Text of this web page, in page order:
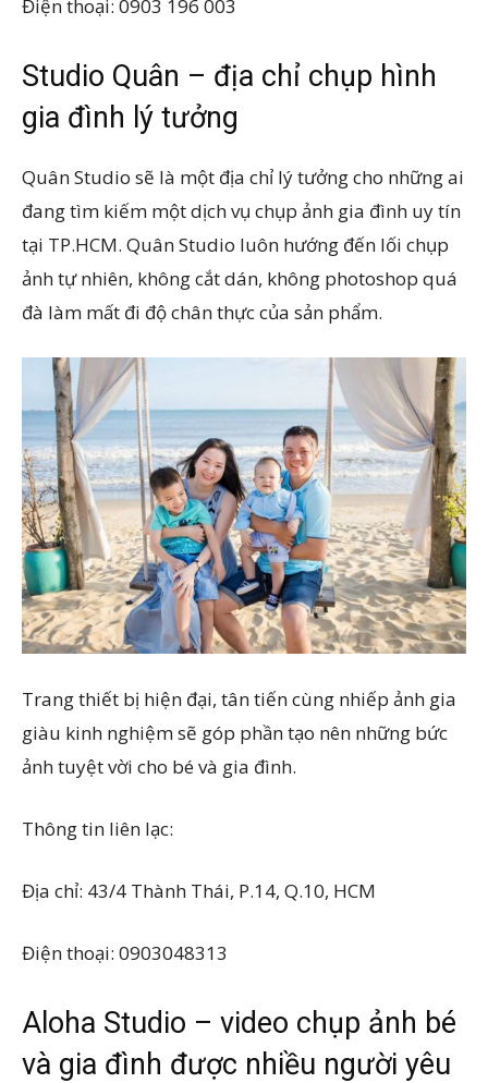
Điện thoại: 0903 196 003
Studio Quân – địa chỉ chụp hình
gia đình lý tưởng
Quân Studio sẽ là một địa chỉ lý tưởng cho những ai
đang tìm kiếm một dịch vụ chụp ảnh gia đình uy tín
tại TP.HCM. Quân Studio luôn hướng đến lối chụp
ảnh tự nhiên, không cắt dán, không photoshop quá
đà làm mất đi độ chân thực của sản phẩm.
Trang thiết bị hiện đại, tân tiến cùng nhiếp ảnh gia
giàu kinh nghiệm sẽ góp phần tạo nên những bức
ảnh tuyệt vời cho bé và gia đình.
Thông tin liên lạc:
Địa chỉ: 43/4 Thành Thái, P.14, Q.10, HCM
Điện thoại: 0903048313
Aloha Studio – video chụp ảnh bé
và gia đình được nhiều người yêu